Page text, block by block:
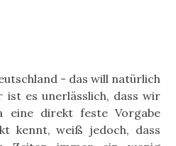
- das will natürlich
ist es unerlässlich, dass wir
eine direkt feste Vorgabe
kennt, weiß jedoch, dass